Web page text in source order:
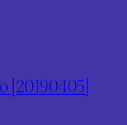
[20190405]